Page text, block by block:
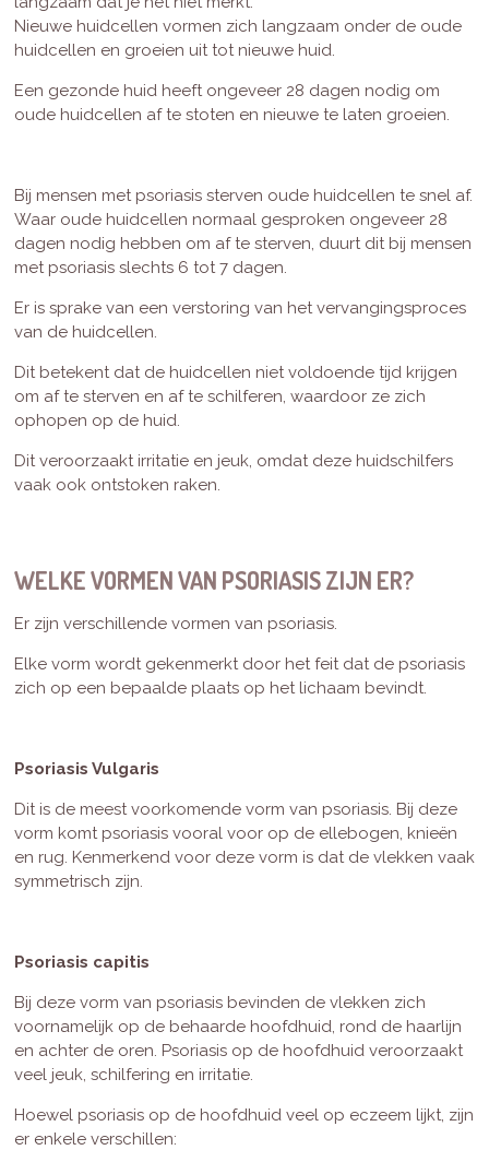
Nieuwe huidcellen vormen zich langzaam onder de oude
huidcellen en groeien uit tot nieuwe huid.
Een gezonde huid heeft ongeveer 28 dagen nodig om
oude huidcellen af ​​te stoten en nieuwe te laten groeien.
Bij mensen met psoriasis sterven oude huidcellen te snel af.
Waar oude huidcellen normaal gesproken ongeveer 28
dagen nodig hebben om af te sterven, duurt dit bij mensen
met psoriasis slechts 6 tot 7 dagen.
Er is sprake van een verstoring van het vervangingsproces
van de huidcellen.
Dit betekent dat de huidcellen niet voldoende tijd krijgen
om af te sterven en af ​​te schilferen, waardoor ze zich
ophopen op de huid.
Dit veroorzaakt irritatie en jeuk, omdat deze huidschilfers
vaak ook ontstoken raken.
WELKE VORMEN VAN PSORIASIS ZIJN ER?
Er zijn verschillende vormen van psoriasis.
Elke vorm wordt gekenmerkt door het feit dat de psoriasis
zich op een bepaalde plaats op het lichaam bevindt.
Psoriasis Vulgaris
Dit is de meest voorkomende vorm van psoriasis. Bij deze
vorm komt psoriasis vooral voor op de ellebogen, knieën
en rug. Kenmerkend voor deze vorm is dat de vlekken vaak
symmetrisch zijn.
Psoriasis capitis
Bij deze vorm van psoriasis bevinden de vlekken zich
voornamelijk op de behaarde hoofdhuid, rond de haarlijn
en achter de oren. Psoriasis op de hoofdhuid veroorzaakt
veel jeuk, schilfering en irritatie.
Hoewel psoriasis op de hoofdhuid veel op eczeem lijkt, zijn
er enkele verschillen: